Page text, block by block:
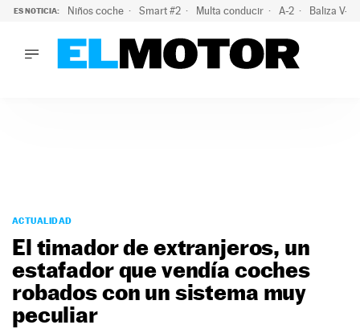
ES NOTICIA: Niños coche Smart #2 Multa conducir A-2 Baliza V-
PODCAST
MOTOS
TECNOLOGÍA
SUPERCOCHES
PREMIOS
ACTUALIDAD
El timador de extranjeros, un
estafador que vendía coches
robados con un sistema muy
peculiar